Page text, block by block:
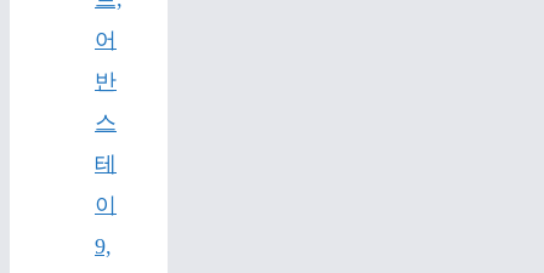
어
반
스
테
이
9,